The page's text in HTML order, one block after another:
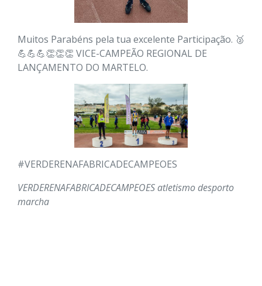
Muitos Parabéns pela tua excelente Participação. 🥈
💪💪💪👏👏👏 VICE-CAMPEÃO REGIONAL DE
LANÇAMENTO DO MARTELO.
#VERDERENAFABRICADECAMPEOES
VERDERENAFABRICADECAMPEOESatletismodesporto
marcha